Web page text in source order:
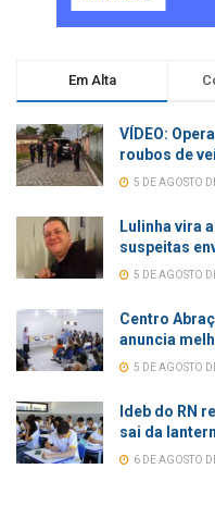
Em Alta
VÍDEO:
roubos de
5 DE AGOSTO
Lulinha vira
suspeitas
5 DE AGOSTO
Centro
anuncia
5 DE AGOSTO
Ideb do RN
sai da
6 DE AGOSTO